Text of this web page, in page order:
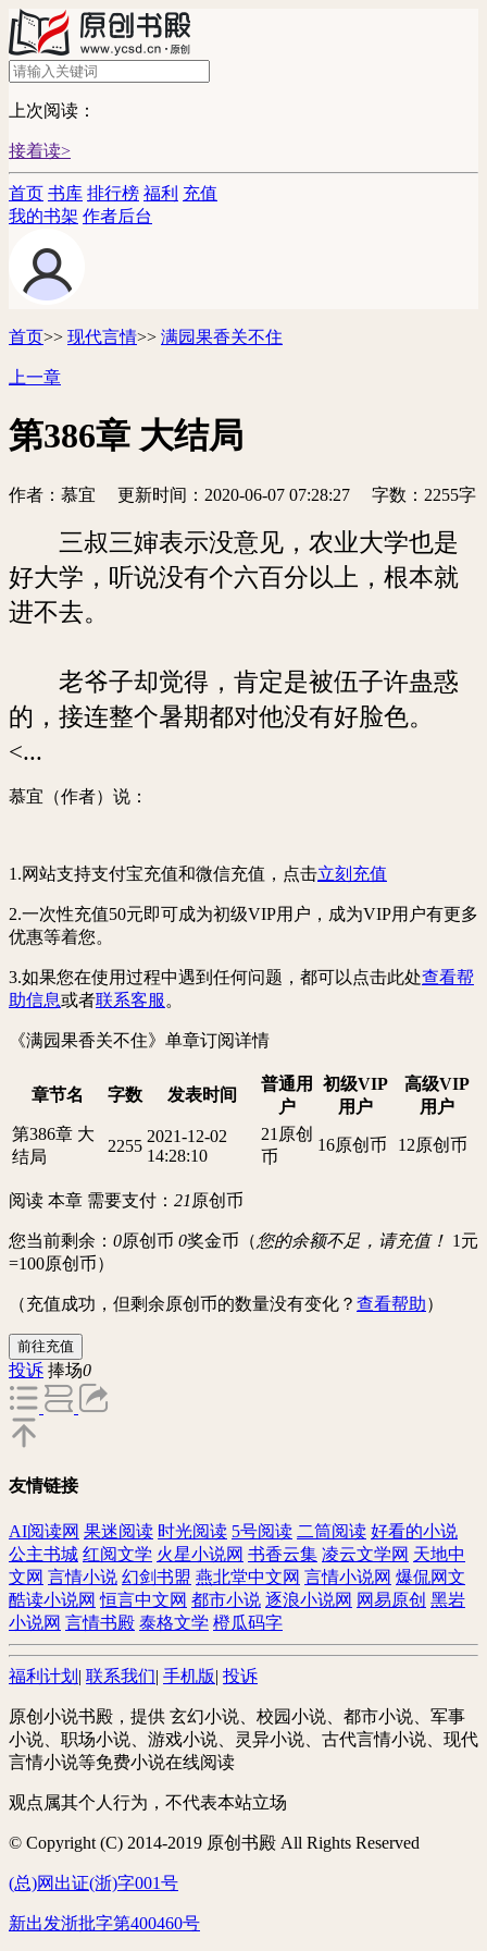
上次阅读：
接着读>
首页 书库 排行榜 福利 充值
我的书架 作者后台
首页>> 现代言情>> 满园果香关不住
上一章
第386章 大结局
作者：慕宜 更新时间：2020-06-07 07:28:27 字数：2255字
三叔三婶表示没意见，农业大学也是
好大学，听说没有个六百分以上，根本就
进不去。
老爷子却觉得，肯定是被伍子许蛊惑
的，接连整个暑期都对他没有好脸色。
<...
慕宜（作者）说：
1.网站支持支付宝充值和微信充值，点击立刻充值
2.一次性充值50元即可成为初级VIP用户 ，成为VIP用户有更多
优惠等着您。
3.如果您在使用过程中遇到任何问题，都可以点击此处查看帮
助信息或者联系客服 。
《满园果香关不住》 单章订阅详情
章节名 字数 发表时间
普通用
户
初级VIP
用户
高级VIP
用户
第386章 大
结局
2255
2021-12-02
14:28:10
21原创
币
16原创币 12原创币
阅读 本章 需要支付： 21 原创币
您当前剩余： 0原创币 0奖金币（您的余额不足，请充值！ 1元
=100原创币）
（充值成功，但剩余原创币的数量没有变化？ 查看帮助）
前往充值
投诉 捧场0
友情链接
AI阅读网 果迷阅读 时光阅读 5号阅读 二筒阅读 好看的小说
公主书城 红阅文学 火星小说网 书香云集 凌云文学网 天地中
文网 言情小说 幻剑书盟 燕北堂中文网 言情小说网 爆侃网文
酷读小说网 恒言中文网 都市小说 逐浪小说网 网易原创 黑岩
小说网 言情书殿 泰格文学 橙瓜码字
福利计划 | 联系我们| 手机版| 投诉
原创小说书殿，提供 玄幻小说、校园小说、都市小说、军事
小说、职场小说、游戏小说、灵异小说、古代言情小说、现代
言情小说等免费小说在线阅读
观点属其个人行为，不代表本站立场
© Copyright (C) 2014-2019 原创书殿 All Rights Reserved
(总)网出证(浙)字001号
新出发浙批字第400460号